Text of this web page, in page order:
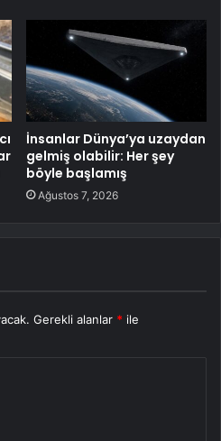
İnsanlar Dünya’ya uzaydan
gelmiş olabilir: Her şey
böyle başlamış
Ağustos 7, 2026
Gerekli alanlar * ile